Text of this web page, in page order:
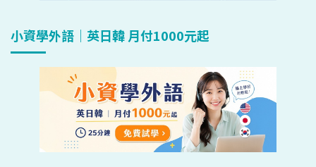
小資學外語｜英日韓 月付1000元起